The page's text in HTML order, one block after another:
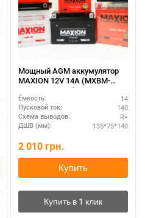
Мощный AGM аккумулятор
MAXION 12V 14A (MXBM-
YTX16-BS AGM)
Ёмкость: 14
Пусковой ток: 140
Схема выводов: R+
ДШВ (мм): 135*75*140
2 010 грн.
Купить